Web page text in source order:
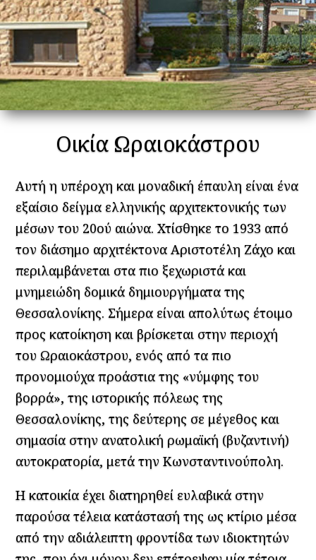
Οικία Ωραιοκάστρου
Αυτή η υπέροχη και μοναδική έπαυλη είναι ένα
εξαίσιο δείγμα ελληνικής αρχιτεκτονικής των
μέσων του 20ού αιώνα. Χτίσθηκε το 1933 από
τον διάσημο αρχιτέκτονα Αριστοτέλη Ζάχο και
περιλαμβάνεται στα πιο ξεχωριστά και
μνημειώδη δομικά δημιουργήματα της
Θεσσαλονίκης. Σήμερα είναι απολύτως έτοιμο
προς κατοίκηση και βρίσκεται στην περιοχή
του Ωραιοκάστρου, ενός από τα πιο
προνομιούχα προάστια της «νύμφης του
βορρά», της ιστορικής πόλεως της
Θεσσαλονίκης, της δεύτερης σε μέγεθος και
σημασία στην ανατολική ρωμαϊκή (βυζαντινή)
αυτοκρατορία, μετά την Κωνσταντινούπολη.
Η κατοικία έχει διατηρηθεί ευλαβικά στην
παρούσα τέλεια κατάστασή της ως κτίριο μέσα
από την αδιάλειπτη φροντίδα των ιδιοκτητών